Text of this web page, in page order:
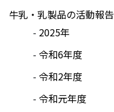
牛乳・乳製品の活動報告
2025年
令和6年度
令和2年度
令和元年度